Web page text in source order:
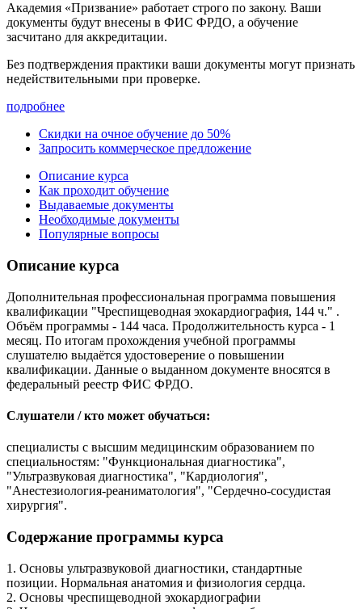
Академия «Призвание» работает строго по закону. Ваши
документы будут внесены в ФИС ФРДО, а обучение
засчитано для аккредитации.
Без подтверждения практики ваши документы могут признать
недействительными при проверке.
подробнее
Скидки на очное обучение до 50%
Запросить коммерческое предложение
Описание курса
Как проходит обучение
Выдаваемые документы
Необходимые документы
Популярные вопросы
Описание курса
Дополнительная профессиональная программа повышения
квалификации "Чреспищеводная эхокардиография, 144 ч." .
Объём программы - 144 часа. Продолжительность курса - 1
месяц. По итогам прохождения учебной программы
слушателю выдаётся удостоверение о повышении
квалификации. Данные о выданном документе вносятся в
федеральный реестр ФИС ФРДО.
Слушатели / кто может обучаться:
специалисты с высшим медицинским образованием по
специальностям: "Функциональная диагностика",
"Ультразвуковая диагностика", "Кардиология",
"Анестезиология-реаниматология", "Сердечно-сосудистая
хирургия".
Содержание программы курса
1. Основы ультразвуковой диагностики, стандартные
позиции. Нормальная анатомия и физиология сердца.
2. Основы чреспищеводной эхокардиографии